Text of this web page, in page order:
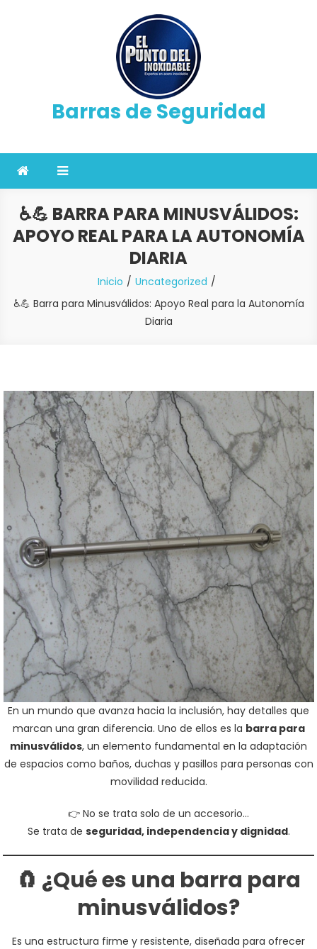
Barras de Seguridad
♿💪 BARRA PARA MINUSVÁLIDOS:
APOYO REAL PARA LA AUTONOMÍA
DIARIA
Inicio
Uncategorized
♿💪 Barra para Minusválidos: Apoyo Real para la Autonomía
Diaria
En un mundo que avanza hacia la inclusión, hay detalles que
marcan una gran diferencia. Uno de ellos es la barra para
minusválidos, un elemento fundamental en la adaptación
de espacios como baños, duchas y pasillos para personas con
movilidad reducida.
👉 No se trata solo de un accesorio…
Se trata de seguridad, independencia y dignidad.
🧲 ¿Qué es una barra para
minusválidos?
Es una estructura firme y resistente, diseñada para ofrecer